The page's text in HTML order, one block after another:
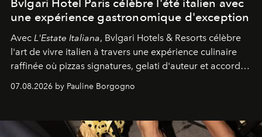
Bvlgari Hotel Paris célèbre l'été italien avec
une expérience gastronomique d'exception
Avec L'Estate Italiana, Bvlgari Hotels & Resorts célèbre
l'art de vivre italien à travers une expérience culinaire
raffinée où pizzas signatures, gelati d'auteur et accords
d'exception composent un véritable voyage sensoriel.
07.08.2026 by Pauline Borgogno